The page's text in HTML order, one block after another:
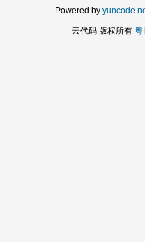
Powered by
云代码 版权所有 粤